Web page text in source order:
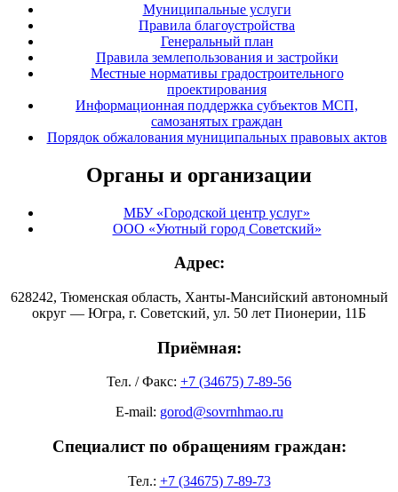
Муниципальные услуги
Правила благоустройства
Генеральный план
Правила землепользования и застройки
Местные нормативы градостроительного
проектирования
Информационная поддержка субъектов МСП,
самозанятых граждан
Порядок обжалования муниципальных правовых актов
Органы и организации
МБУ «Городской центр услуг»
ООО «Уютный город Советский»
Адрес:
628242, Тюменская область, Ханты-Мансийский автономный
округ — Югра, г. Советский, ул. 50 лет Пионерии, 11Б
Приёмная:
Тел. / Факс: +7 (34675) 7-89-56
E-mail: gorod@sovrnhmao.ru
Специалист по обращениям граждан:
Тел.: +7 (34675) 7-89-73